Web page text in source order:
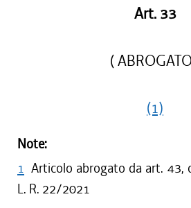
Art. 33
(
(1)
Note:
1 Articolo abrogato da art. 43,
L. R. 22/2021